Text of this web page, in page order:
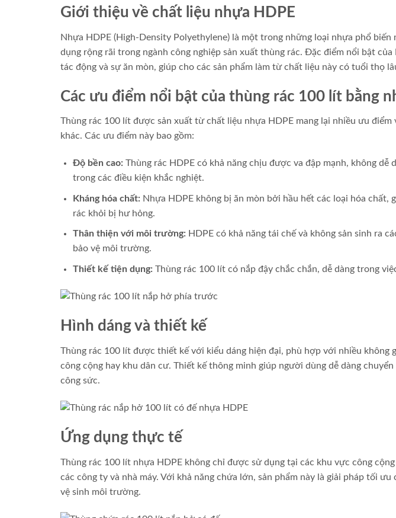
Giới thiệu về chất liệu nhựa HDPE
Nhựa HDPE (High-Density Polyethylene) là một trong những loại nhựa phổ
dụng rộng rãi trong ngành công nghiệp sản xuất thùng rác. Đặc điểm nổi bật của
tác động và sự ăn mòn, giúp cho các sản phẩm làm từ chất liệu này có tuổi thọ
Các ưu điểm nổi bật của thùng rác 100 lít bằng
Thùng rác 100 lít được sản xuất từ chất liệu nhựa HDPE mang lại nhiều ưu
khác. Các ưu điểm này bao gồm:
Độ bền cao: Thùng rác HDPE có khả năng chịu được va đập mạnh, không dễ
trong các điều kiện khắc nghiệt.
Kháng hóa chất: Nhựa HDPE không bị ăn mòn bởi hầu hết các loại hóa chất,
rác khỏi bị hư hỏng.
Thân thiện với môi trường: HDPE có khả năng tái chế và không sản sinh ra
bảo vệ môi trường.
Thiết kế tiện dụng: Thùng rác 100 lít có nắp đậy chắc chắn, dễ dàng trong
Hình dáng và thiết kế
Thùng rác 100 lít được thiết kế với kiểu dáng hiện đại, phù hợp với nhiều không
công cộng hay khu dân cư. Thiết kế thông minh giúp người dùng dễ dàng
công sức.
Ứng dụng thực tế
Thùng rác 100 lít nhựa HDPE không chỉ được sử dụng tại các khu vực công
các công ty và nhà máy. Với khả năng chứa lớn, sản phẩm này là giải pháp tối
vệ sinh môi trường.